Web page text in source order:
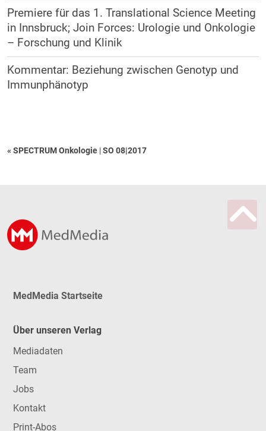
Premiere für das 1. Translational Science Meeting
in Innsbruck; Join Forces: Urologie und Onkologie
– Forschung und Klinik
Kommentar: Beziehung zwischen ­Genotyp und
Immunphänotyp
« SPECTRUM Onkologie |SO 08|2017
MedMedia Startseite
Über unseren Verlag
Mediadaten
Team
Jobs
Kontakt
Print-Abos